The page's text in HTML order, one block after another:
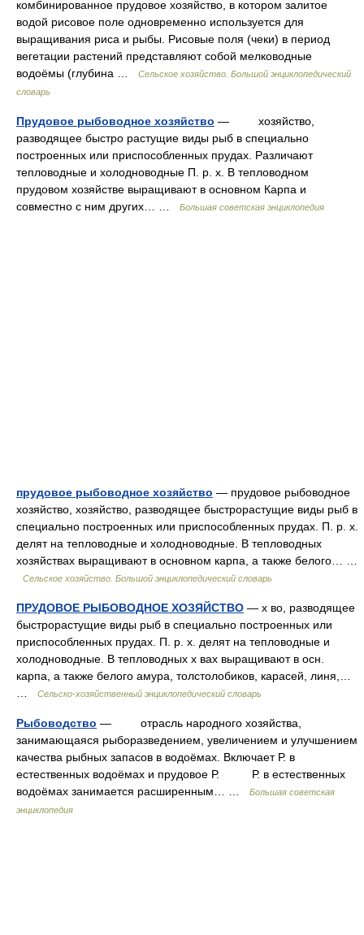
комбинированное прудовое хозяйство, в котором залитое
водой рисовое поле одновременно используется для
выращивания риса и рыбы. Рисовые поля (чеки) в период
вегетации растений представляют собой мелководные
водоёмы (глубина …
Сельское хозяйство. Большой энциклопедический
словарь
Прудовое рыбоводное хозяйство — хозяйство,
разводящее быстро растущие виды рыб в специально
построенных или приспособленных прудах. Различают
тепловодные и холодноводные П. р. х. В тепловодном
прудовом хозяйстве выращивают в основном Карпа и
совместно с ним других… …
Большая советская энциклопедия
прудовое рыбоводное хозяйство — прудовое рыбоводное
хозяйство, хозяйство, разводящее быстрорастущие виды рыб в
специально построенных или приспособленных прудах. П. р. х.
делят на тепловодные и холодноводные. В тепловодных
хозяйствах выращивают в основном карпа, а также белого… …
Сельское хозяйство. Большой энциклопедический словарь
ПРУДОВОЕ РЫБОВОДНОЕ ХОЗЯЙСТВО — х во, разводящее
быстрорастущие виды рыб в специально построенных или
приспособленных прудах. П. р. х. делят на тепловодные и
холодноводные. В тепловодных х вах выращивают в осн.
карпа, а также белого амура, толстолобиков, карасей, линя,…
Сельско-хозяйственный энциклопедический словарь
Рыбоводство — отрасль народного хозяйства,
занимающаяся рыборазведением, увеличением и улучшением
качества рыбных запасов в водоёмах. Включает Р. в
естественных водоёмах и прудовое Р. Р. в естественных
водоёмах занимается расширенным… …
Большая советская
энциклопедия